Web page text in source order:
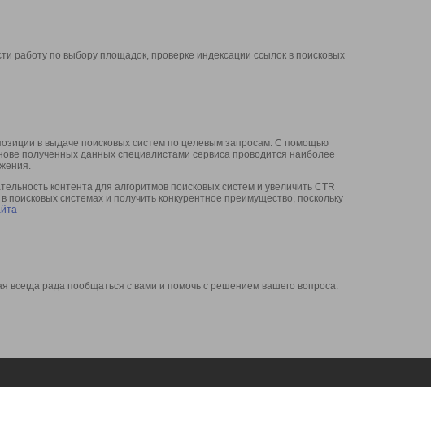
работу по выбору площадок, проверке индексации ссылок в поисковых
в выдаче поисковых систем по целевым запросам. С помощью
полученных данных специалистами сервиса проводится наиболее
контента для алгоритмов поисковых систем и увеличить CTR
системах и получить конкурентное преимущество, поскольку
всегда рада пообщаться с вами и помочь с решением вашего вопроса.